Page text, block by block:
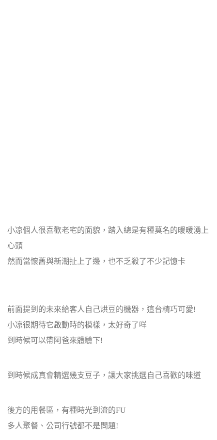
小凉個人很喜歡老宅的面貌，踏入總是有種莫名的暖暖湧上
心頭
然而當懷舊與新潮扯上了邊，也不乏殺了不少記憶卡
前面提到的未來給客人自己烘豆的機器，這台精巧可愛!
小凉很期待它啟動時的模樣，太好奇了咩
到時候可以帶阿爸來體驗下!
到時候成真會精選幾支豆子，讓大家挑選自己喜歡的味道
後方的用餐區，有種時光到流的FU
多人聚餐、公司行號都不是問題!